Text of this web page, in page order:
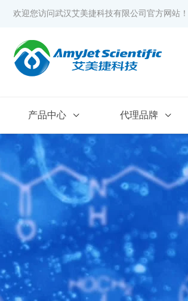
欢迎您访问武汉艾美捷科技有限公司官方网站！
产品中心 代理品牌